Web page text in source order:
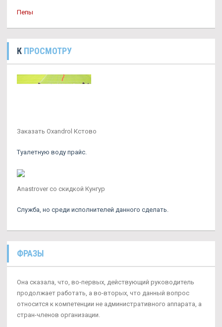
Пепы
К ПРОСМОТРУ
Заказать Oxandrol Кстово
Туалетную воду прайс.
Anastrover со скидкой Кунгур
Служба, но среди исполнителей данного сделать.
ФРАЗЫ
Она сказала, что, во-первых, действующий руководитель
продолжает работать, а во-вторых, что данный вопрос
относится к компетенции не административного аппарата, а
стран-членов организации.